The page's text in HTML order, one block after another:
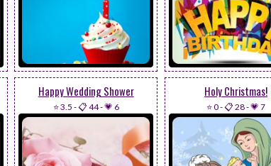
Happy Wedding Shower
⭐ 3.5 -📋 44-💗 6
Holy Christmas!
⭐ 0-📋 28-💗 7